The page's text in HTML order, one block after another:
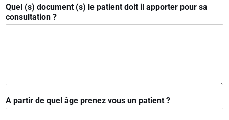
Quel (s) document (s) le patient doit il apporter pour sa
consultation ?
A partir de quel âge prenez vous un patient ?